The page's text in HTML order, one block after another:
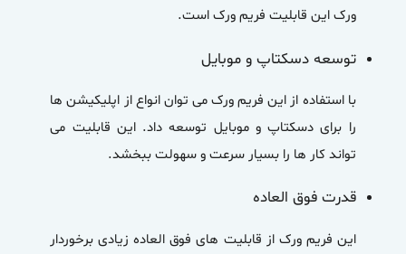
ورک این قابلیت فریم ورک است.
توسعه دسکتاپ و موبایل
با استفاده از این فریم ورک می توان انواع از اپلیکیشن ها
را برای دسکتاپ و موبایل توسعه داد. این قابلیت می
تواند کار ها را بسیار سرعت و سهولت ببخشد.
قدرت فوق العاده
این فریم ورک از قابلیت های فوق العاده زیادی برخوردار